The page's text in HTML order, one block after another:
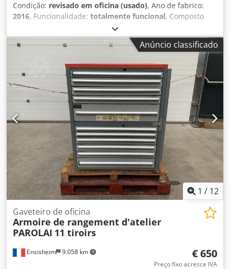
Condição: revisado em oficina (usado), Ano de fabrico:
2016, Funcionalidade: totalmente funcional, Composto
por: Armário com gavetas PT01 Largura: 1120 mm x Altura:
1550 mm x Profundidade: 724 mm (12 x gavetas de 100
mm, 1 x gaveta de 150 mm) POR GAVETA, 12/16/20/24
COMPARTIMENTOS INDIVIDUAIS ARMÁRIO COM GAVETAS
PT02 Largura: 800 mm x Altura: 1000 mm x Profundidade:
724 mm (4 x gavetas de 125 mm, 4 x gavetas de 100 mm)
Crsdpfx Aszl Sh Uoh Tjf POR GAVETA, 12/16
COMPARTIMENTOS INDIVIDUAIS Ambos os armários com
gavetas possuem: 1. Fechadura para as gavetas 2.
Fechadura para os compartimentos individuais
Anúncio classificado
1 / 12
Ensisheim 9.058 km
Gaveteiro de oficina
Armoire de rangement d'atelier
PAROLAI 11 tiroirs
€ 650
Preço fixo acresce IVA